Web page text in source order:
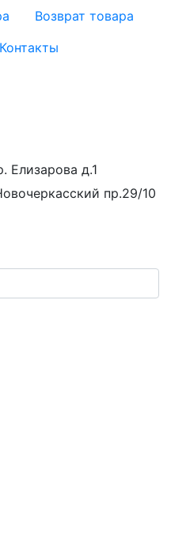
Возврат товара
Контакты
Елизарова д.1
пр.29/10